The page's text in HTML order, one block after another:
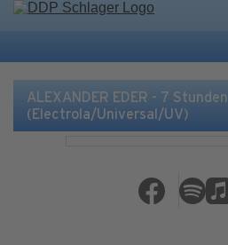
ALEXANDER EDER - 7 Stunden
(Electrola/Universal/UV)